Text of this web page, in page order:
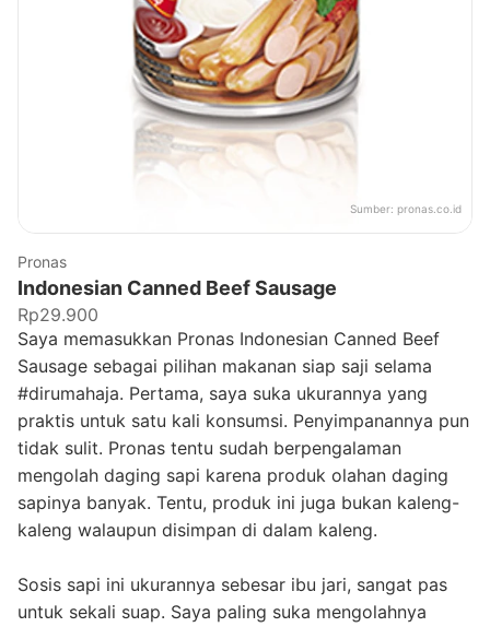
Sumber: pronas.co.id
Pronas
Indonesian Canned Beef Sausage
Rp29.900
Saya memasukkan Pronas Indonesian Canned Beef
Sausage sebagai pilihan makanan siap saji selama
#dirumahaja. Pertama, saya suka ukurannya yang
praktis untuk satu kali konsumsi. Penyimpanannya pun
tidak sulit. Pronas tentu sudah berpengalaman
mengolah daging sapi karena produk olahan daging
sapinya banyak. Tentu, produk ini juga bukan kaleng-
kaleng walaupun disimpan di dalam kaleng.
Sosis sapi ini ukurannya sebesar ibu jari, sangat pas
untuk sekali suap. Saya paling suka mengolahnya